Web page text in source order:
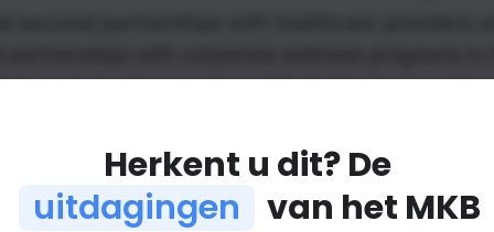
Herkent u dit? De
uitdagingen
van het MKB